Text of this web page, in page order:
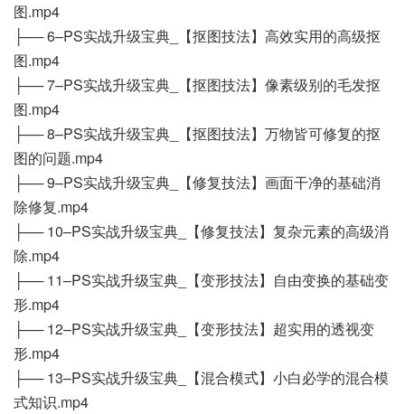
图.mp4
├── 6–PS实战升级宝典_【抠图技法】高效实用的高级抠
图.mp4
├── 7–PS实战升级宝典_【抠图技法】像素级别的毛发抠
图.mp4
├── 8–PS实战升级宝典_【抠图技法】万物皆可修复的抠
图的问题.mp4
├── 9–PS实战升级宝典_【修复技法】画面干净的基础消
除修复.mp4
├── 10–PS实战升级宝典_【修复技法】复杂元素的高级消
除.mp4
├── 11–PS实战升级宝典_【变形技法】自由变换的基础变
形.mp4
├── 12–PS实战升级宝典_【变形技法】超实用的透视变
形.mp4
├── 13–PS实战升级宝典_【混合模式】小白必学的混合模
式知识.mp4